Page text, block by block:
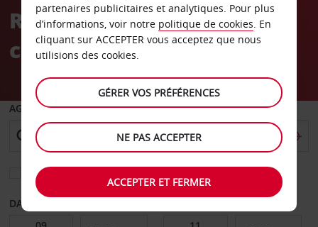
Réservez en toute
confiance
AGENCE DE DÉPART
Sélectionnez une autre agence de retour
DATE DE DÉPART
partenaires publicitaires et analytiques. Pour plus
d’informations, voir notre politique de cookies. En
cliquant sur ACCEPTER vous acceptez que nous
utilisions des cookies.
GÉRER VOS PRÉFÉRENCES
NE PAS ACCEPTER
ACCEPTER ET FERMER